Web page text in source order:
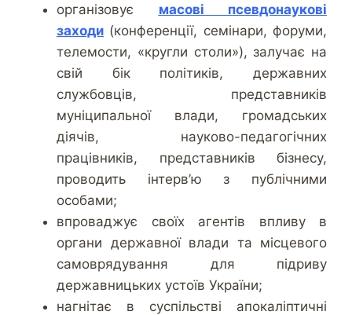
організовує масові псевдонаукові
заходи (конференції, семінари, форуми,
телемости, «кругли столи»), залучає на
свій бік політиків, державних
службовців, представників
муніципальної влади, громадських
діячів, науково-педагогічних
працівників, представників бізнесу,
проводить інтерв’ю з публічними
особами;
впроваджує своїх агентів впливу в
органи державної влади та місцевого
самоврядування для підриву
державницьких устоїв України;
нагнітає в суспільстві апокаліптичні